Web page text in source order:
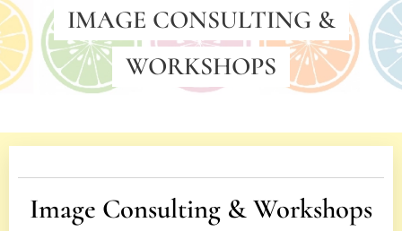
IMAGE CONSULTING &
WORKSHOPS
Image Consulting & Workshops